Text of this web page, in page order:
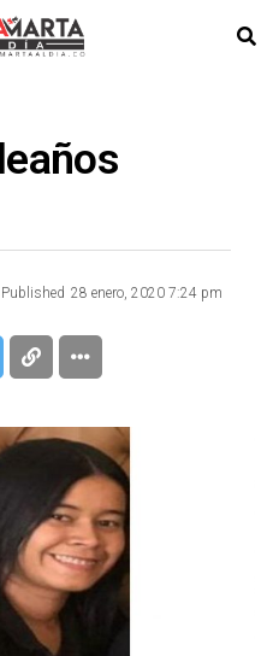
Published 28 enero, 2020 7:24 pm